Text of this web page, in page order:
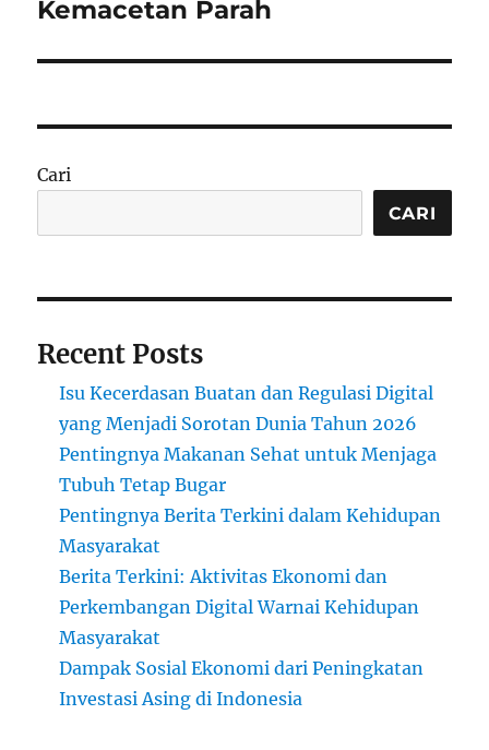
Kemacetan Parah
Cari
CARI
Recent Posts
Isu Kecerdasan Buatan dan Regulasi Digital
yang Menjadi Sorotan Dunia Tahun 2026
Pentingnya Makanan Sehat untuk Menjaga
Tubuh Tetap Bugar
Pentingnya Berita Terkini dalam Kehidupan
Masyarakat
Berita Terkini: Aktivitas Ekonomi dan
Perkembangan Digital Warnai Kehidupan
Masyarakat
Dampak Sosial Ekonomi dari Peningkatan
Investasi Asing di Indonesia